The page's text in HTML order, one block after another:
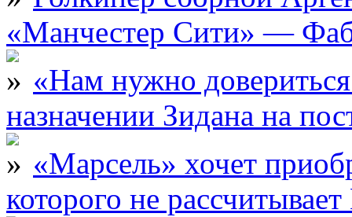
«Манчестер Сити» —
«Нам нужно
назначении Зидана на
«Марсель» хочет
которого не